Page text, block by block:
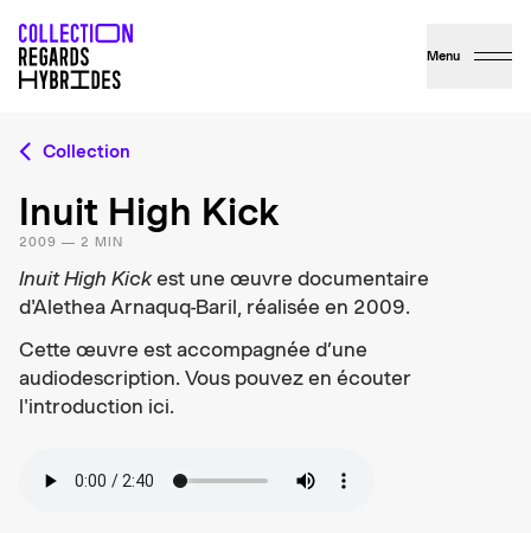
Menu
Collection
Inuit High Kick
2009 — 2 MIN
Inuit High Kickest une œuvre documentaire
d'Alethea Arnaquq-Baril, réalisée en 2009.
Cette œuvre est accompagnée d’une
audiodescription. Vous pouvez en écouter
l'introduction ici.